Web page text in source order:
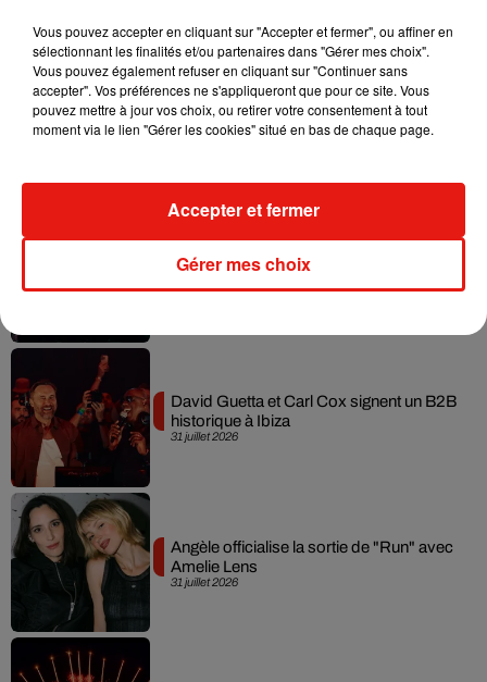
Fred again.. et Latin Mafia dévoilent enfin
leur mixtape créée en...
31 juillet 2026
Swedish House Mafia et Lykke Li
dévoilent « Happiness Is So Sad »
31 juillet 2026
David Guetta et Carl Cox signent un B2B
historique à Ibiza
31 juillet 2026
Angèle officialise la sortie de "Run" avec
Amelie Lens
Vous pouvez accepter en cliquant sur "Accepter et fermer", ou affiner en
sélectionnant les finalités et/ou partenaires dans "Gérer mes choix".
Vous pouvez également refuser en cliquant sur "Continuer sans
accepter". Vos préférences ne s'appliqueront que pour ce site. Vous
pouvez mettre à jour vos choix, ou retirer votre consentement à tout
moment via le lien "Gérer les cookies" situé en bas de chaque page.
Gérer mes choix
Accepter et fermer